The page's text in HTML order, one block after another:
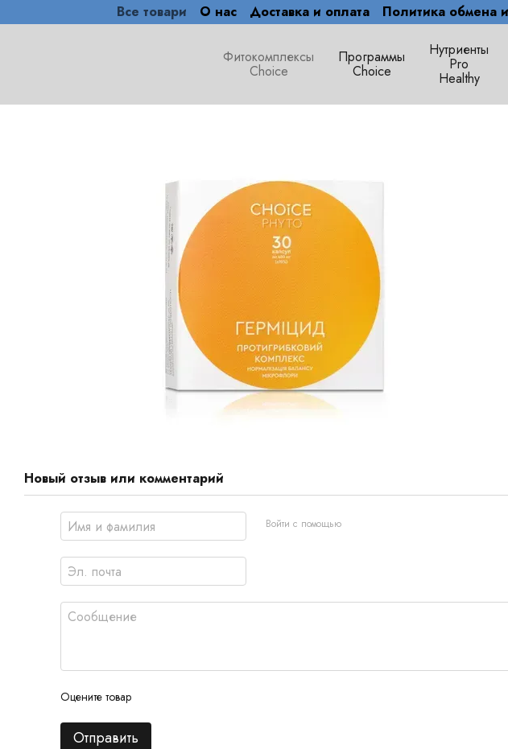
Перейти к основному контенту
Все товари О нас Доставка и оплата Политика обмена
Фитокомплексы
Choice
Программы
Choice
Нутриенты
Pro
Healthy
Новый отзыв или комментарий
Войти с помощью
Оцените товар
Отправить